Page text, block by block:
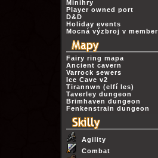
Minihry
Player owned port
D&D
Holiday events
Mocná výzbroj v member
Fairy ring mapa
Ancient cavern
Varrock sewers
Ice Cave v2
Tirannwn (elfí les)
Taverley dungeon
Brimhaven dungeon
Fenkenstrain dungeon
Agility
Combat